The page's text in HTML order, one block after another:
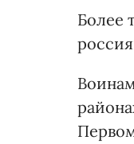
Более